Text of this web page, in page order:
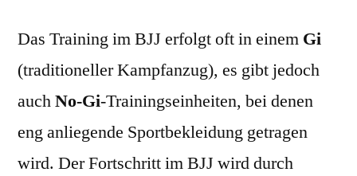
Das Training im BJJ erfolgt oft in einem Gi
(traditioneller Kampfanzug), es gibt jedoch
auchNo-Gi-Trainingseinheiten, bei denen
eng anliegende Sportbekleidung getragen
wird. Der Fortschritt im BJJ wird durch